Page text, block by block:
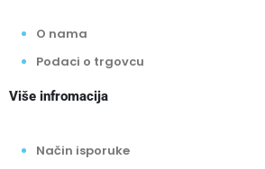
O nama
Podaci o trgovcu
Više infromacija
Način isporuke